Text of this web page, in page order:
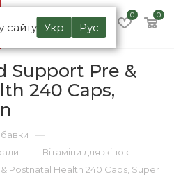
сайту Укр Рус
0 0
Support Pre &
240 Caps,
—
— Вітаміни для жінок —
Postnatal Health 240 Caps, Super